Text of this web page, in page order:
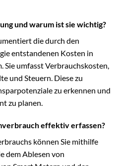
und warum ist sie wichtig?
die durch den
entstandenen Kosten in
umfasst Verbrauchskosten,
und Steuern. Diese zu
zu erkennen und
zu planen.
effektiv erfassen?
können Sie mithilfe
dem Ablesen von